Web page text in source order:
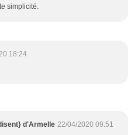
simplicité.
18:24
d'Armelle 22/04/2020 09:51